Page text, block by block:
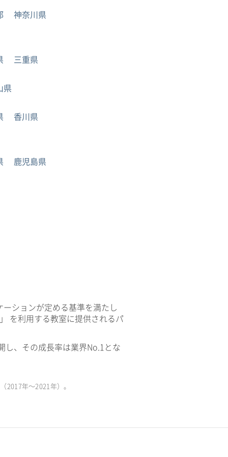
神奈川県
三重県
県
香川県
鹿児島県
ションが定める基準を満たし
を利用する教室に提供されるパ
し、その成長率は業界No.1とな
2017年〜2021年）。